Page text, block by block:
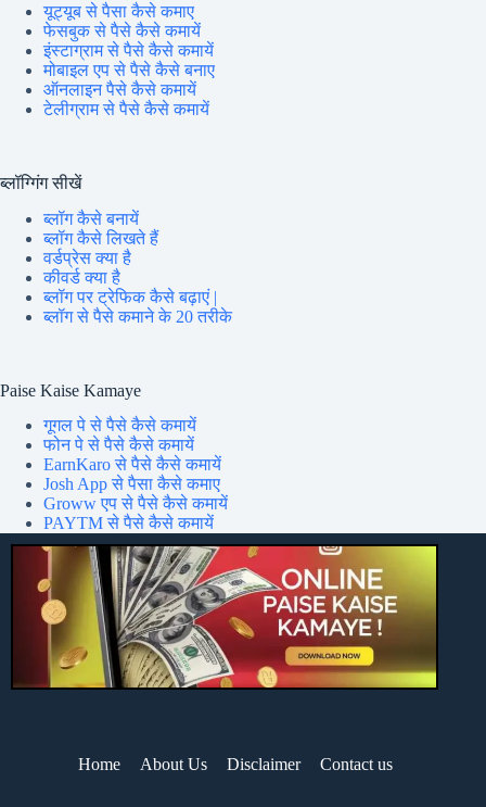
यूट्यूब से पैसा कैसे कमाए
फेसबुक से पैसे कैसे कमायें
इंस्टाग्राम से पैसे कैसे कमायें
मोबाइल एप से पैसे कैसे बनाए
ऑनलाइन पैसे कैसे कमायें
टेलीग्राम से पैसे कैसे कमायें
ब्लॉग्गिंग सीखें
ब्लॉग कैसे बनायें
ब्लॉग कैसे लिखते हैं
वर्डप्रेस क्या है
कीवर्ड क्या है
ब्लॉग पर ट्रेफिक कैसे बढ़ाएं |
ब्लॉग से पैसे कमाने के 20 तरीके
Paise Kaise Kamaye
गूगल पे से पैसे कैसे कमायें
फोन पे से पैसे कैसे कमायें
EarnKaro से पैसे कैसे कमायें
Josh App से पैसा कैसे कमाए
Groww एप से पैसे कैसे कमायें
PAYTM से पैसे कैसे कमायें
Home About Us Disclaimer Contact us